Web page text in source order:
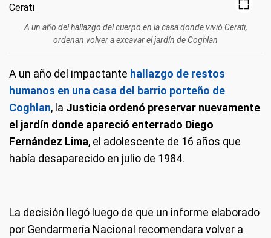
A un año del hallazgo del cuerpo en la casa donde vivió Cerati,
ordenan volver a excavar el jardín de Coghlan
A un año del impactante hallazgo de restos
humanos en una casa del barrio porteño de
Coghlan, la Justicia ordenó preservar nuevamente
el jardín donde apareció enterrado Diego
Fernández Lima, el adolescente de 16 años que
había desaparecido en julio de 1984.
La decisión llegó luego de que un informe elaborado
por Gendarmería Nacional recomendara volver a